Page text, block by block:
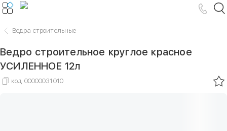
Ведра строительные
Ведро строительное круглое красное
УСИЛЕННОЕ 12л
код 00000031010